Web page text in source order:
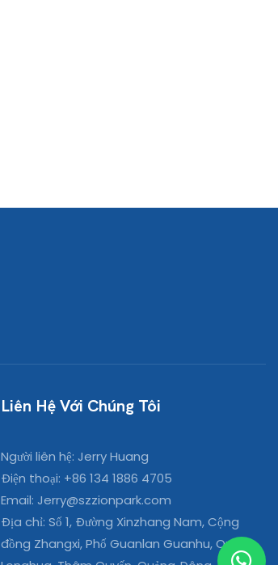
Liên Hệ Với Chúng Tôi
Người liên hệ: Jerry Huang
Điện thoại: +86 134 1886 4705
Email: Jerry@szzionpark.com
Địa chỉ: Số 1, Đường Xinzhang Nam, Cộng
đồng Zhangxi, Phố Guanlan Guanhu, Quận